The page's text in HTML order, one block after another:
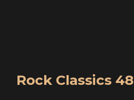
Rock Classics 48